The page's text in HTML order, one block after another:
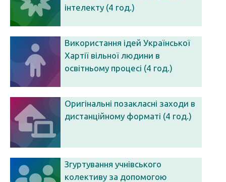
інтелекту (4 год.)
Використання ідей Української
Хартії вільної людини в
освітньому процесі (4 год.)
Оригінальні позакласні заходи в
дистанційному форматі (4 год.)
Згуртування учнівського
колективу за допомогою